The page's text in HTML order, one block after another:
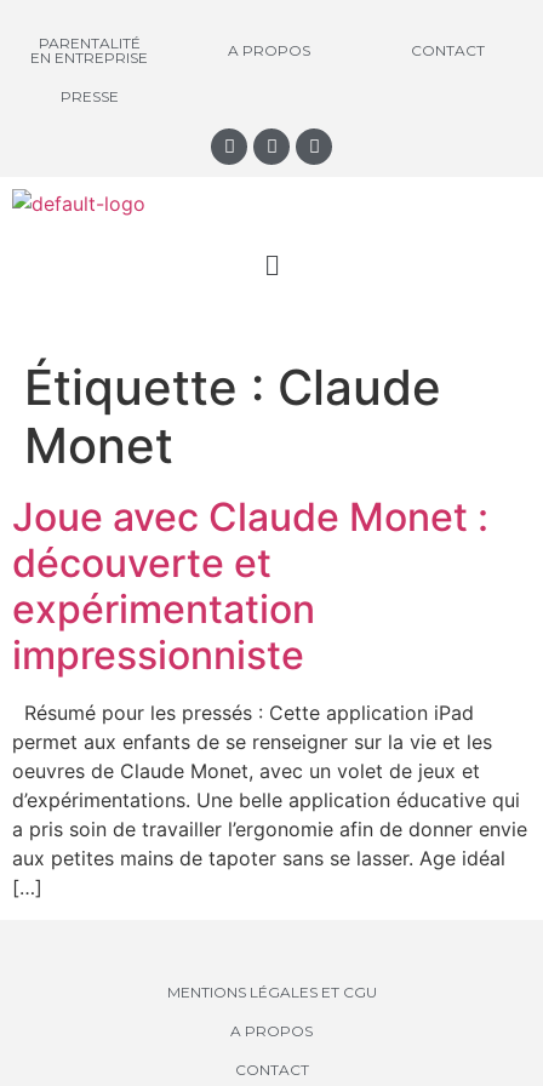
PARENTALITÉ
EN ENTREPRISE
A PROPOS CONTACT
PRESSE
Étiquette : Claude
Monet
Joue avec Claude Monet :
découverte et
expérimentation
impressionniste
Résumé pour les pressés : Cette application iPad
permet aux enfants de se renseigner sur la vie et les
oeuvres de Claude Monet, avec un volet de jeux et
d’expérimentations. Une belle application éducative qui
a pris soin de travailler l’ergonomie afin de donner envie
aux petites mains de tapoter sans se lasser. Age idéal
[…]
MENTIONS LÉGALES ET CGU
A PROPOS
CONTACT